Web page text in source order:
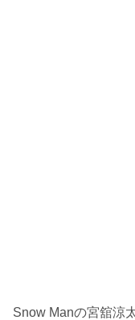
Snow Manの宮舘涼